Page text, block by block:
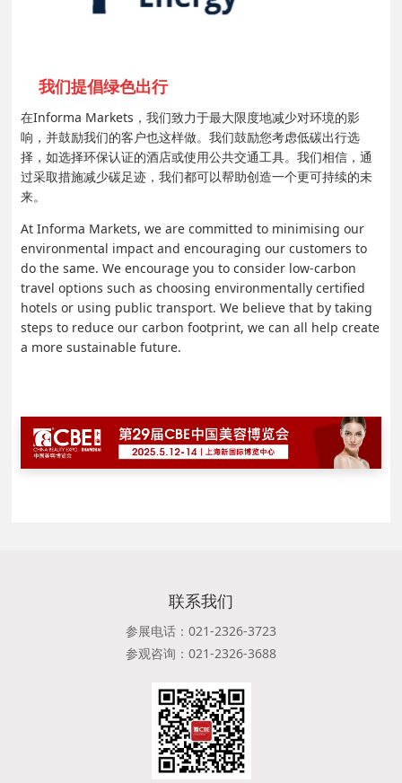
我们提倡绿色出行
在Informa Markets，我们致力于最大限度地减少对环境的影
响，并鼓励我们的客户也这样做。我们鼓励您考虑低碳出行选
择，如选择环保认证的酒店或使用公共交通工具。我们相信，通
过采取措施减少碳足迹，我们都可以帮助创造一个更可持续的未
来。
At Informa Markets, we are committed to minimising our
environmental impact and encouraging our customers to
do the same. We encourage you to consider low-carbon
travel options such as choosing environmentally certified
hotels or using public transport. We believe that by taking
steps to reduce our carbon footprint, we can all help create
a more sustainable future.
联系我们
参展电话：021-2326-3723
参观咨询：021-2326-3688